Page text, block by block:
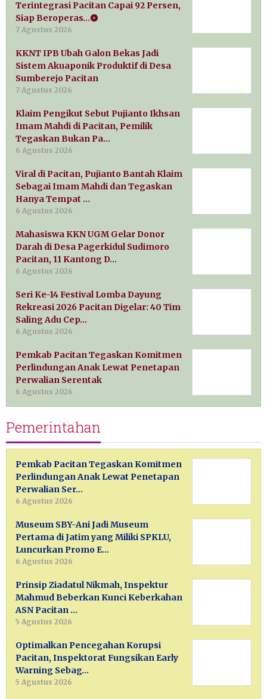
Terintegrasi Pacitan Capai 92 Persen,
Siap Beroperas…
7 Agustus 2026
KKNT IPB Ubah Galon Bekas Jadi
Sistem Akuaponik Produktif di Desa
Sumberejo Pacitan
7 Agustus 2026
Klaim Pengikut Sebut Pujianto Ikhsan
Imam Mahdi di Pacitan, Pemilik
Tegaskan Bukan Pa…
6 Agustus 2026
Viral di Pacitan, Pujianto Bantah Klaim
Sebagai Imam Mahdi dan Tegaskan
Hanya Tempat …
6 Agustus 2026
Mahasiswa KKN UGM Gelar Donor
Darah di Desa Pagerkidul Sudimoro
Pacitan, 11 Kantong D…
6 Agustus 2026
Seri Ke-14 Festival Lomba Dayung
Rekreasi 2026 Pacitan Digelar: 40 Tim
Saling Adu Cep…
6 Agustus 2026
Pemkab Pacitan Tegaskan Komitmen
Perlindungan Anak Lewat Penetapan
Perwalian Serentak
6 Agustus 2026
Pemerintahan
Pemkab Pacitan Tegaskan Komitmen
Perlindungan Anak Lewat Penetapan
Perwalian Ser…
6 Agustus 2026
Museum SBY-Ani Jadi Museum
Pertama di Jatim yang Miliki SPKLU,
Luncurkan Promo E…
6 Agustus 2026
Prinsip Ziadatul Nikmah, Inspektur
Mahmud Beberkan Kunci Keberkahan
ASN Pacitan …
5 Agustus 2026
Optimalkan Pencegahan Korupsi
Pacitan, Inspektorat Fungsikan Early
Warning Sebag…
5 Agustus 2026